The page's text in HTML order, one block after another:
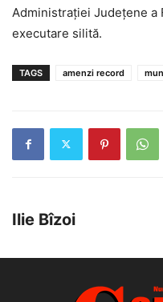
Administraţiei Judeţene a
executare silită.
TAGS amenzi record
Ilie Bîzoi